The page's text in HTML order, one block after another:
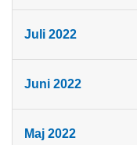
Juli 2022
Juni 2022
Maj 2022